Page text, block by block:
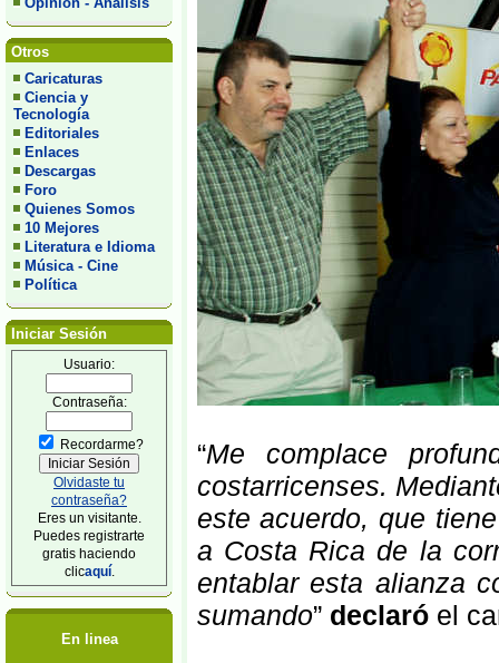
Otros
Caricaturas
Ciencia y
Tecnología
Editoriales
Enlaces
Descargas
Foro
Quienes Somos
10 Mejores
Literatura e Idioma
Música - Cine
Política
Iniciar Sesión
Usuario:
Contraseña:
Recordarme?
Olvidaste tu
contraseña?
Eres un visitante.
Puedes registrarte
gratis haciendo
clicaquí.
En linea
“Me complace
costarricenses.
este acuerdo, que
a Costa Rica de la
entablar esta alianza
sumando” declaróel